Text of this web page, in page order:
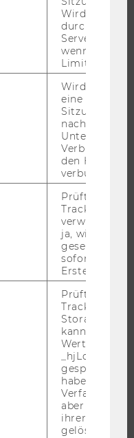
STUDIERENDE
Wird
durch ein
Servers
wenn die
Limit
Wird gesetzt,
eine
Sitzung/
nach einer
Verbindung
den Hotjar-
verbunden
Prüft, ob der
Tracking
verwenden
ja, wird ein
gesetzt. Wird
sofort nach
Erstellung
Prüft, ob der
Tracking
Storage
kann. Wenn
Wert 1
haben keine
Verfallszeit,
aber fast
ihrer
gelöscht.